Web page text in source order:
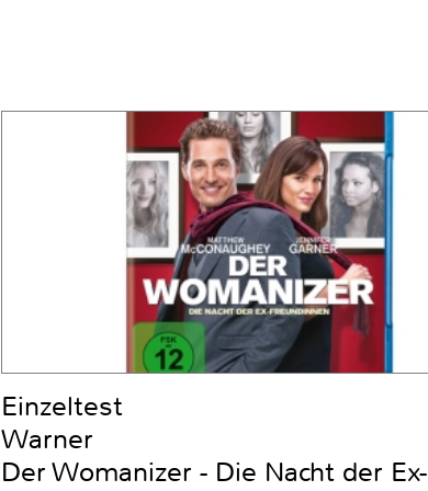
Einzeltest
Warner
Der Womanizer - Die Nacht der Ex-